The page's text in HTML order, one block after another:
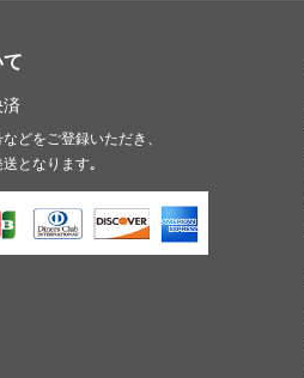
済
どをご登録いただき、
となります｡